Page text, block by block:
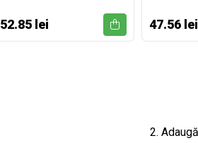
52.85 lei 47.56 lei
2.